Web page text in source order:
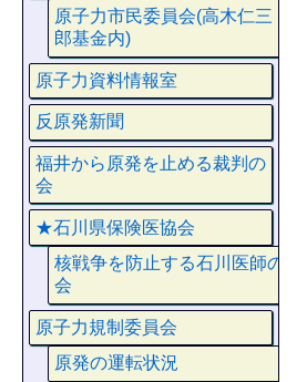
原子力市民委員会(高木仁三
郎基金内)
原子力資料情報室
反原発新聞
福井から原発を止める裁判の
会
★石川県保険医協会
核戦争を防止する石川医師の
会
原子力規制委員会
原発の運転状況